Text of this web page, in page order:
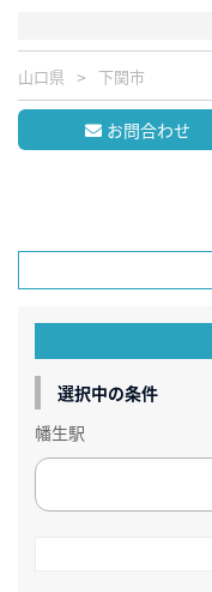
山口県 下関市
お問合わせ
選択中の条件
幡生駅